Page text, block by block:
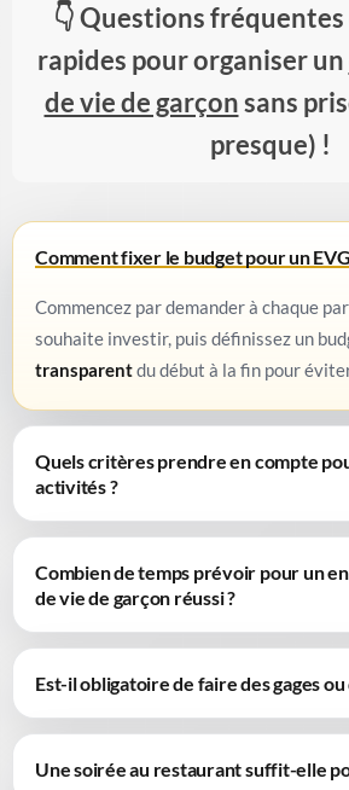
Questions fréquentes
rapides pour organiser un
de vie de garçonsans
presque) !
Comment fixer le budget pour un
Commencez par demander à chaque
souhaite investir, puis définissez un
transparentdu début à la fin pour
Quels critères prendre en compte
activités ?
Combien de temps prévoir pour un
de vie de garçon réussi ?
Est-il obligatoire de faire des gages ou
Une soirée au restaurant suffit-elle